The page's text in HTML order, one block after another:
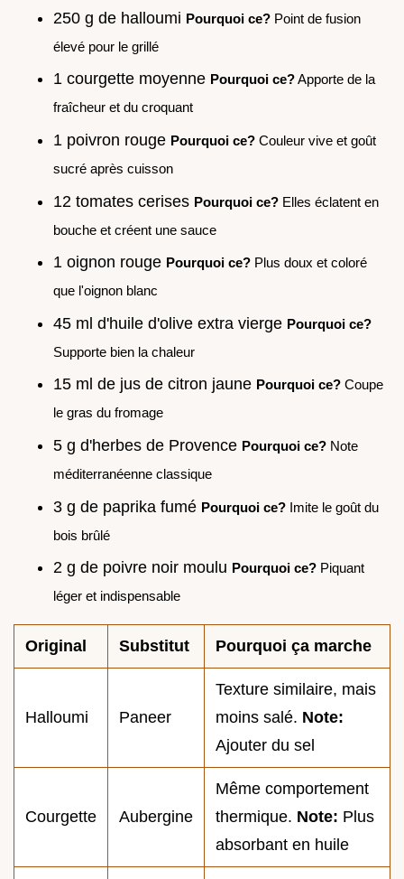
250 g de halloumi Pourquoi ce? Point de fusion
élevé pour le grillé
1 courgette moyenne Pourquoi ce?Apporte de la
fraîcheur et du croquant
1 poivron rouge Pourquoi ce? Couleur vive et goût
sucré après cuisson
12 tomates cerises Pourquoi ce? Elles éclatent en
bouche et créent une sauce
1 oignon rouge Pourquoi ce? Plus doux et coloré
que l'oignon blanc
45 ml d'huile d'olive extra vierge Pourquoi ce?
Supporte bien la chaleur
15 ml de jus de citron jaune Pourquoi ce? Coupe
le gras du fromage
5 g d'herbes de Provence Pourquoi ce? Note
méditerranéenne classique
3 g de paprika fumé Pourquoi ce? Imite le goût du
bois brûlé
2 g de poivre noir moulu Pourquoi ce? Piquant
léger et indispensable
Original Substitut Pourquoi ça marche
Halloumi Paneer
Texture similaire, mais
moins salé. Note:
Ajouter du sel
Courgette Aubergine
Même comportement
thermique. Note: Plus
absorbant en huile